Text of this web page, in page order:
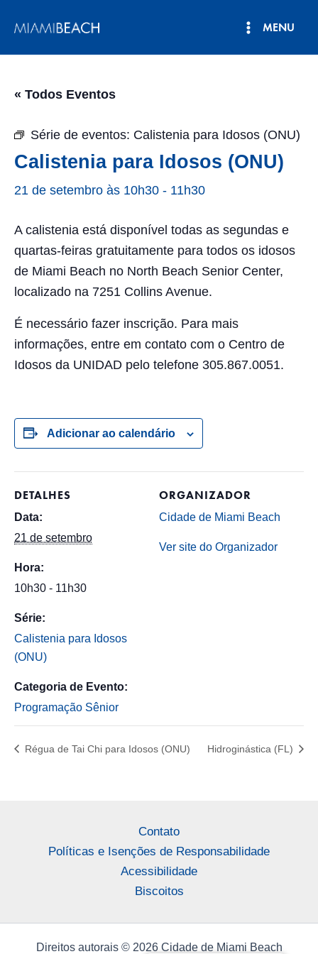
para
MENU
« Todos Eventos
Série de eventos: Calistenia para Idosos (ONU)
Calistenia para Idosos (ONU)
21 de setembro às 10h30 - 11h30
A calistenia está disponível todas as segundas e
quartas-feiras gratuitamente para todos os idosos
de Miami Beach no North Beach Senior Center,
localizado na 7251 Collins Avenue.
É necessário fazer inscrição. Para mais
informações, entre em contato com o Centro de
Idosos da UNIDAD pelo telefone 305.867.0051.
Adicionar ao calendário
DETALHES
Data:
21 de setembro
Hora:
10h30 - 11h30
Série:
Calistenia para Idosos
(ONU)
Categoria de Evento:
Programação Sênior
ORGANIZADOR
Cidade de Miami Beach
Ver site do Organizador
Régua de Tai Chi para Idosos (ONU) Hidroginástica (FL)
Contato
Políticas e Isenções de Responsabilidade
Acessibilidade
Biscoitos
Direitos autorais © 2026 Cidade de Miami Beach